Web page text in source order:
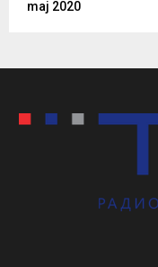
maj 2020